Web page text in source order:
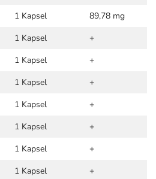
1 Kapsel
89,78 mg
1 Kapsel
+
1 Kapsel
+
1 Kapsel
+
1 Kapsel
+
1 Kapsel
+
1 Kapsel
+
1 Kapsel +